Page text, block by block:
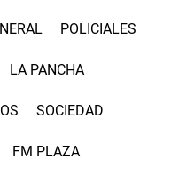
POLICIALES
LA PANCHA
SOCIEDAD
FM PLAZA